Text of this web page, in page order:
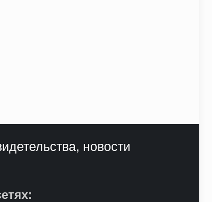
новости